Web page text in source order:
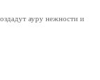
ауру нежности и